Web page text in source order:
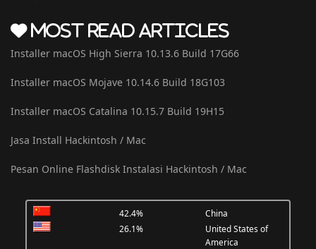
Most Read Articles
Installer macOS High Sierra 10.13.6 Build 17G66
Installer macOS Mojave 10.14.6 Build 18G103
Installer macOS Catalina 10.15.7 Build 19H15
Jasa Install Hackintosh / Mac
Pesan Online Flashdisk Instalasi Hackintosh / Mac
42.4%
China
26.1%
United States of
America